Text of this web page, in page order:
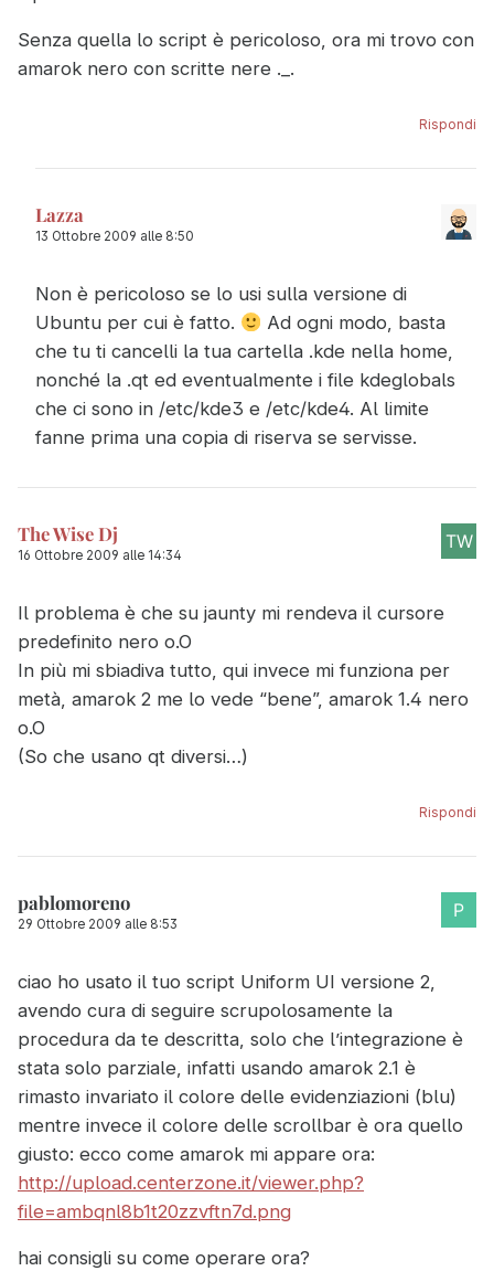
Senza quella lo script è pericoloso, ora mi trovo con
amarok nero con scritte nere ._.
Rispondi
Lazza
13 Ottobre 2009 alle 8:50
Non è pericoloso se lo usi sulla versione di
Ubuntu per cui è fatto.
Ad ogni modo, basta
che tu ti cancelli la tua cartella .kde nella home,
nonché la .qt ed eventualmente i file kdeglobals
che ci sono in /etc/kde3 e /etc/kde4. Al limite
fanne prima una copia di riserva se servisse.
The Wise Dj
16 Ottobre 2009 alle 14:34
Il problema è che su jaunty mi rendeva il cursore
predefinito nero o.O
In più mi sbiadiva tutto, qui invece mi funziona per
metà, amarok 2 me lo vede “bene”, amarok 1.4 nero
o.O
(So che usano qt diversi…)
Rispondi
pablomoreno
29 Ottobre 2009 alle 8:53
ciao ho usato il tuo script Uniform UI versione 2,
avendo cura di seguire scrupolosamente la
procedura da te descritta, solo che l’integrazione è
stata solo parziale, infatti usando amarok 2.1 è
rimasto invariato il colore delle evidenziazioni (blu)
mentre invece il colore delle scrollbar è ora quello
giusto: ecco come amarok mi appare ora:
http://upload.centerzone.it/viewer.php?
file=ambqnl8b1t20zzvftn7d.png
hai consigli su come operare ora?